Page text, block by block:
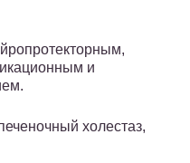
и
холестаз,